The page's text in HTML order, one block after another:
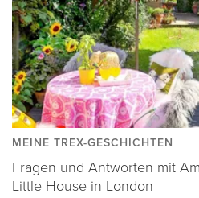
MEINE TREX-GESCHICHTEN
Fragen und Antworten mit
Little House in London